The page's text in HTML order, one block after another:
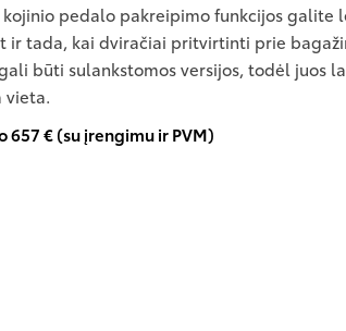
kojinio pedalo pakreipimo funkcijos galite
ir tada, kai dviračiai pritvirtinti prie
būti sulankstomos versijos, todėl juos
vieta.
657 € (su įrengimu ir PVM)